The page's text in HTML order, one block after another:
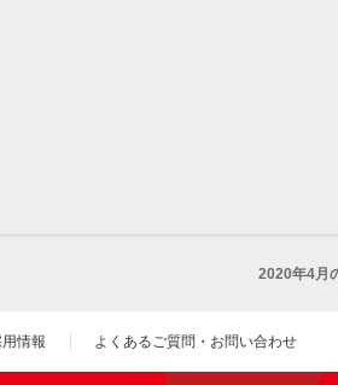
2020年4月
情報 よくあるご質問・お問い合わせ